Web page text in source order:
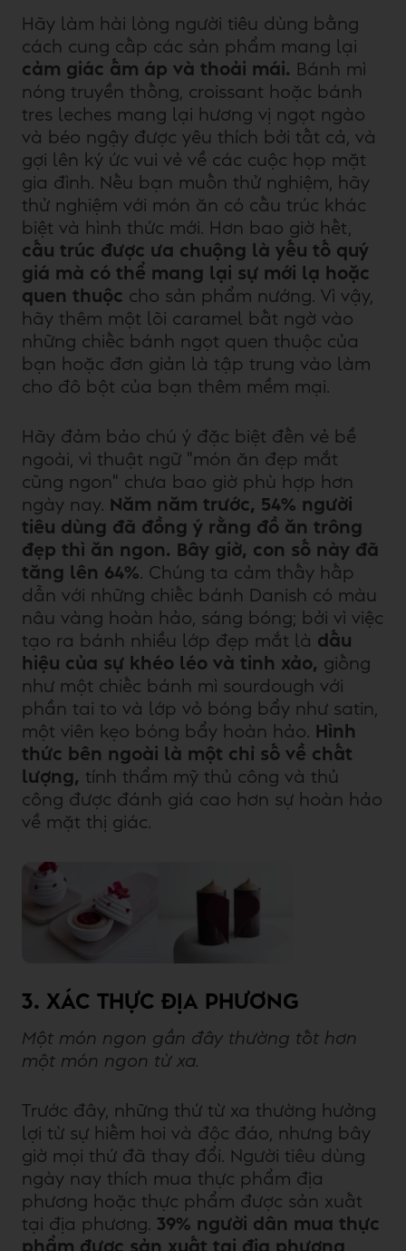
Hãy làm hài lòng người tiêu dùng bằng
cách cung cấp các sản phẩm mang lại
cảm giác ấm áp và thoải mái.
Bánh mì
nóng truyền thống, croissant hoặc bánh
tres leches mang lại hương vị ngọt ngào
và béo ngậy được yêu thích bởi tất cả, và
gợi lên ký ức vui vẻ về các cuộc họp mặt
gia đình. Nếu bạn muốn thử nghiệm, hãy
thử nghiệm với món ăn có cấu trúc khác
biệt và hình thức mới. Hơn bao giờ hết,
cấu trúc được ưa chuộng là yếu tố quý
giá mà có thể mang lại sự mới lạ hoặc
quen thuộc cho sản phẩm nướng. Vì vậy,
hãy thêm một lõi caramel bất ngờ vào
những chiếc bánh ngọt quen thuộc của
bạn hoặc đơn giản là tập trung vào làm
cho đô bột của bạn thêm mềm mại.
Hãy đảm bảo chú ý đặc biệt đến vẻ bề
ngoài, vì thuật ngữ "món ăn đẹp mắt
cũng ngon" chưa bao giờ phù hợp hơn
ngày nay. Năm năm trước, 54% người
tiêu dùng đã đồng ý rằng đồ ăn trông
đẹp thì ăn ngon.
Bây giờ, con số này đã
tăng lên 64%. Chúng ta cảm thấy hấp
dẫn với những chiếc bánh Danish có màu
nâu vàng hoàn hảo, sáng bóng; bởi vì việc
tạo ra bánh nhiều lớp đẹp mắt là dấu
hiệu của sự khéo léo và tinh xảo, giống
như một chiếc bánh mì sourdough với
phần tai to và lớp vỏ bóng bẩy như satin,
một viên kẹo bóng bẩy hoàn hảo.
Hình
thức bên ngoài là một chỉ số về chất
lượng, tính thẩm mỹ thủ công và thủ
công được đánh giá cao hơn sự hoàn hảo
về mặt thị giác.
3. XÁC THỰC ĐỊA PHƯƠNG
Một món ngon gần đây thường tốt hơn
một món ngon từ xa.
Trước đây, những thứ từ xa thường hưởng
lợi từ sự hiếm hoi và độc đáo, nhưng bây
giờ mọi thứ đã thay đổi. Người tiêu dùng
ngày nay thích mua thực phẩm địa
phương hoặc thực phẩm được sản xuất
tại địa phương. 39% người dân mua thực
phẩm được sản xuất tại địa phương